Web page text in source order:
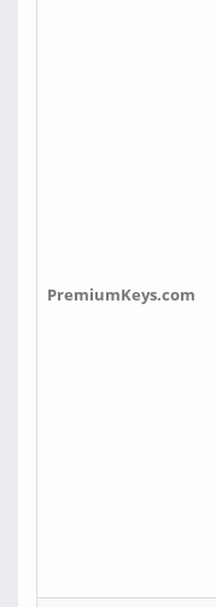
PremiumKeys.com